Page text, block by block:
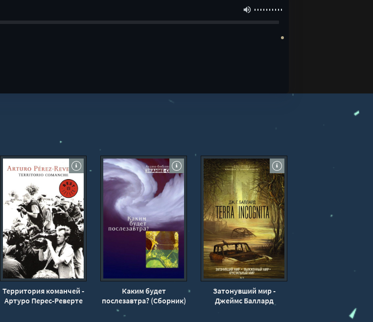
Территория команчей -
Артуро Перес-Реверте
Каким будет
послезавтра? (Сборник)
Затонувший мир -
Джеймс Баллард